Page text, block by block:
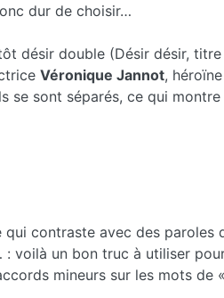
dur de choisir…
désir double (Désir désir,
Véronique Jannot,
se sont séparés, ce qui
contraste avec des paroles
voilà un bon truc à utiliser
mineurs sur les mots de «